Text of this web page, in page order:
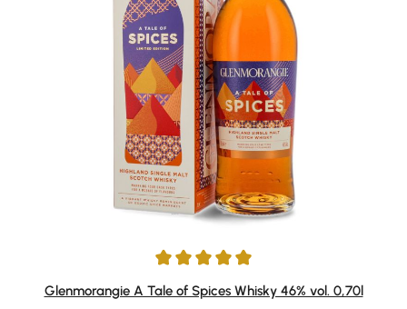
Durchschnittliche Bewertung von 5 von 5 Sternen
Glenmorangie A Tale of Spices Whisky 46% vol. 0,70l